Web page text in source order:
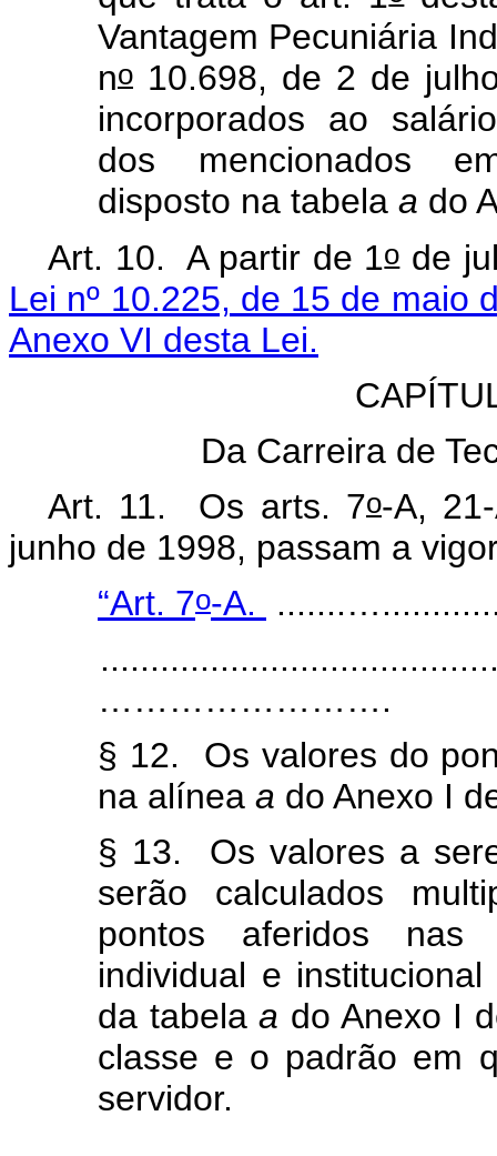
Vantagem Pecuniária
no 10.698, de 2 de
incorporados ao
dos mencionados
disposto na tabela a do
Art. 10. A partir de 1ode
Lei nº 10.225, de 15 de maio
Anexo VI desta Lei.
Da Carreira de
Art. 11. Os arts. 7o-A,
junho de 1998, passam a
“Art. 7o-A.
…………………….
§ 12. Os valores do
na alínea a do Anexo I
§ 13. Os valores a
serão calculados
pontos aferidos nas
individual e
da tabelaa do Anexo I
classe e o padrão em
servidor.